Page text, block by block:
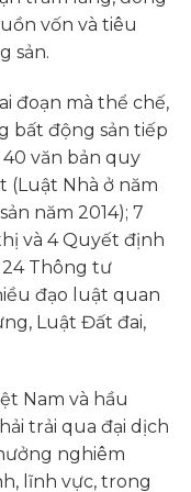
vốn và tiêu
sản.
đoạn mà thể chế,
bất động sản tiếp
văn bản quy
(Luật Nhà ở năm
năm 2014); 7
và 4 Quyết định
Thông tư
đạo luật quan
Luật Đất đai,
Nam và hầu
trải qua đại dịch
nghiêm
lĩnh vực, trong